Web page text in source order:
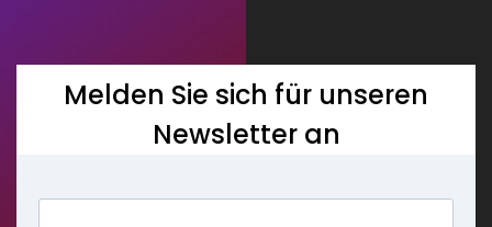
Melden Sie sich für unseren
Newsletter an